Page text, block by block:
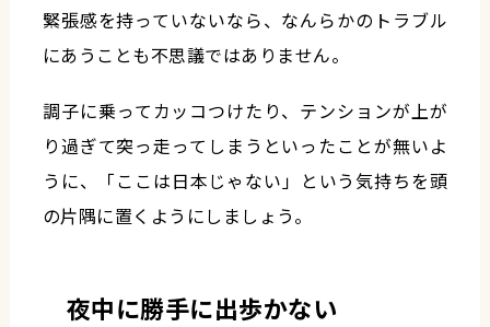
緊張感を持っていないなら、なんらかのトラブル
にあうことも不思議ではありません。
調子に乗ってカッコつけたり、テンションが上が
り過ぎて突っ走ってしまうといったことが無いよ
うに、「ここは日本じゃない」という気持ちを頭
の片隅に置くようにしましょう。
夜中に勝手に出歩かない